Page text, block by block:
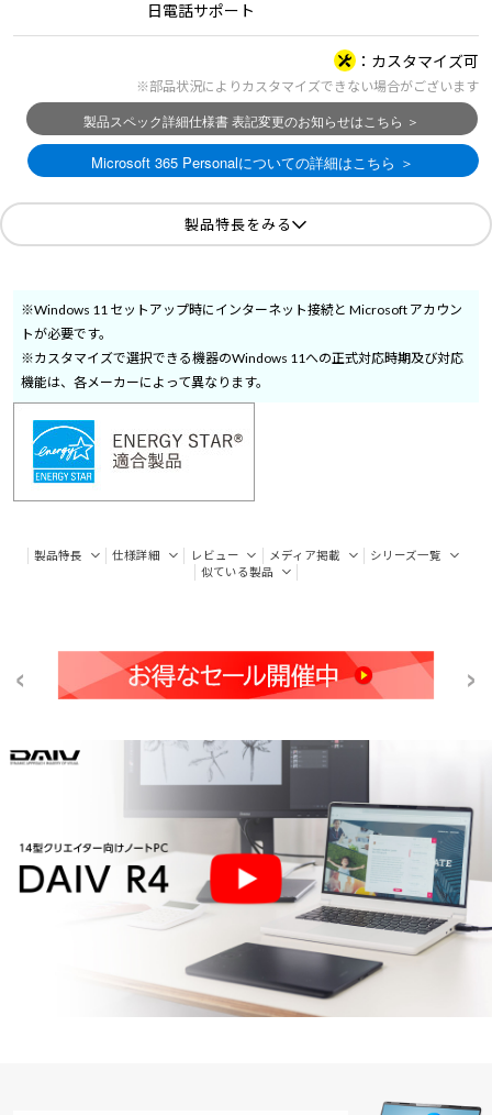
日電話サポート
カスタマイズ可
※部品状況によりカスタマイズできない場合がございます
製品特長をみる
※Windows 11 セットアップ時にインターネット接続と Microsoft アカウン
トが必要です。
※カスタマイズで選択できる機器のWindows 11への正式対応時期及び対応
機能は、各メーカーによって異なります。
製品特長 仕様詳細 レビュー メディア掲載
シリーズ一覧
似ている製品